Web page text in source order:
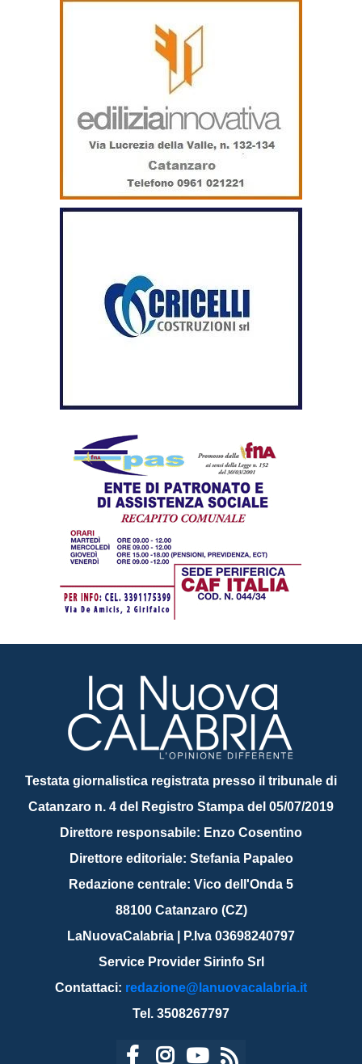
Testata giornalistica registrata presso il tribunale di
Catanzaro n. 4 del Registro Stampa del 05/07/2019
Direttore responsabile: Enzo Cosentino
Direttore editoriale: Stefania Papaleo
Redazione centrale: Vico dell'Onda 5
88100 Catanzaro (CZ)
LaNuovaCalabria | P.Iva 03698240797
Service Provider Sirinfo Srl
Contattaci: redazione@lanuovacalabria.it
Tel. 3508267797